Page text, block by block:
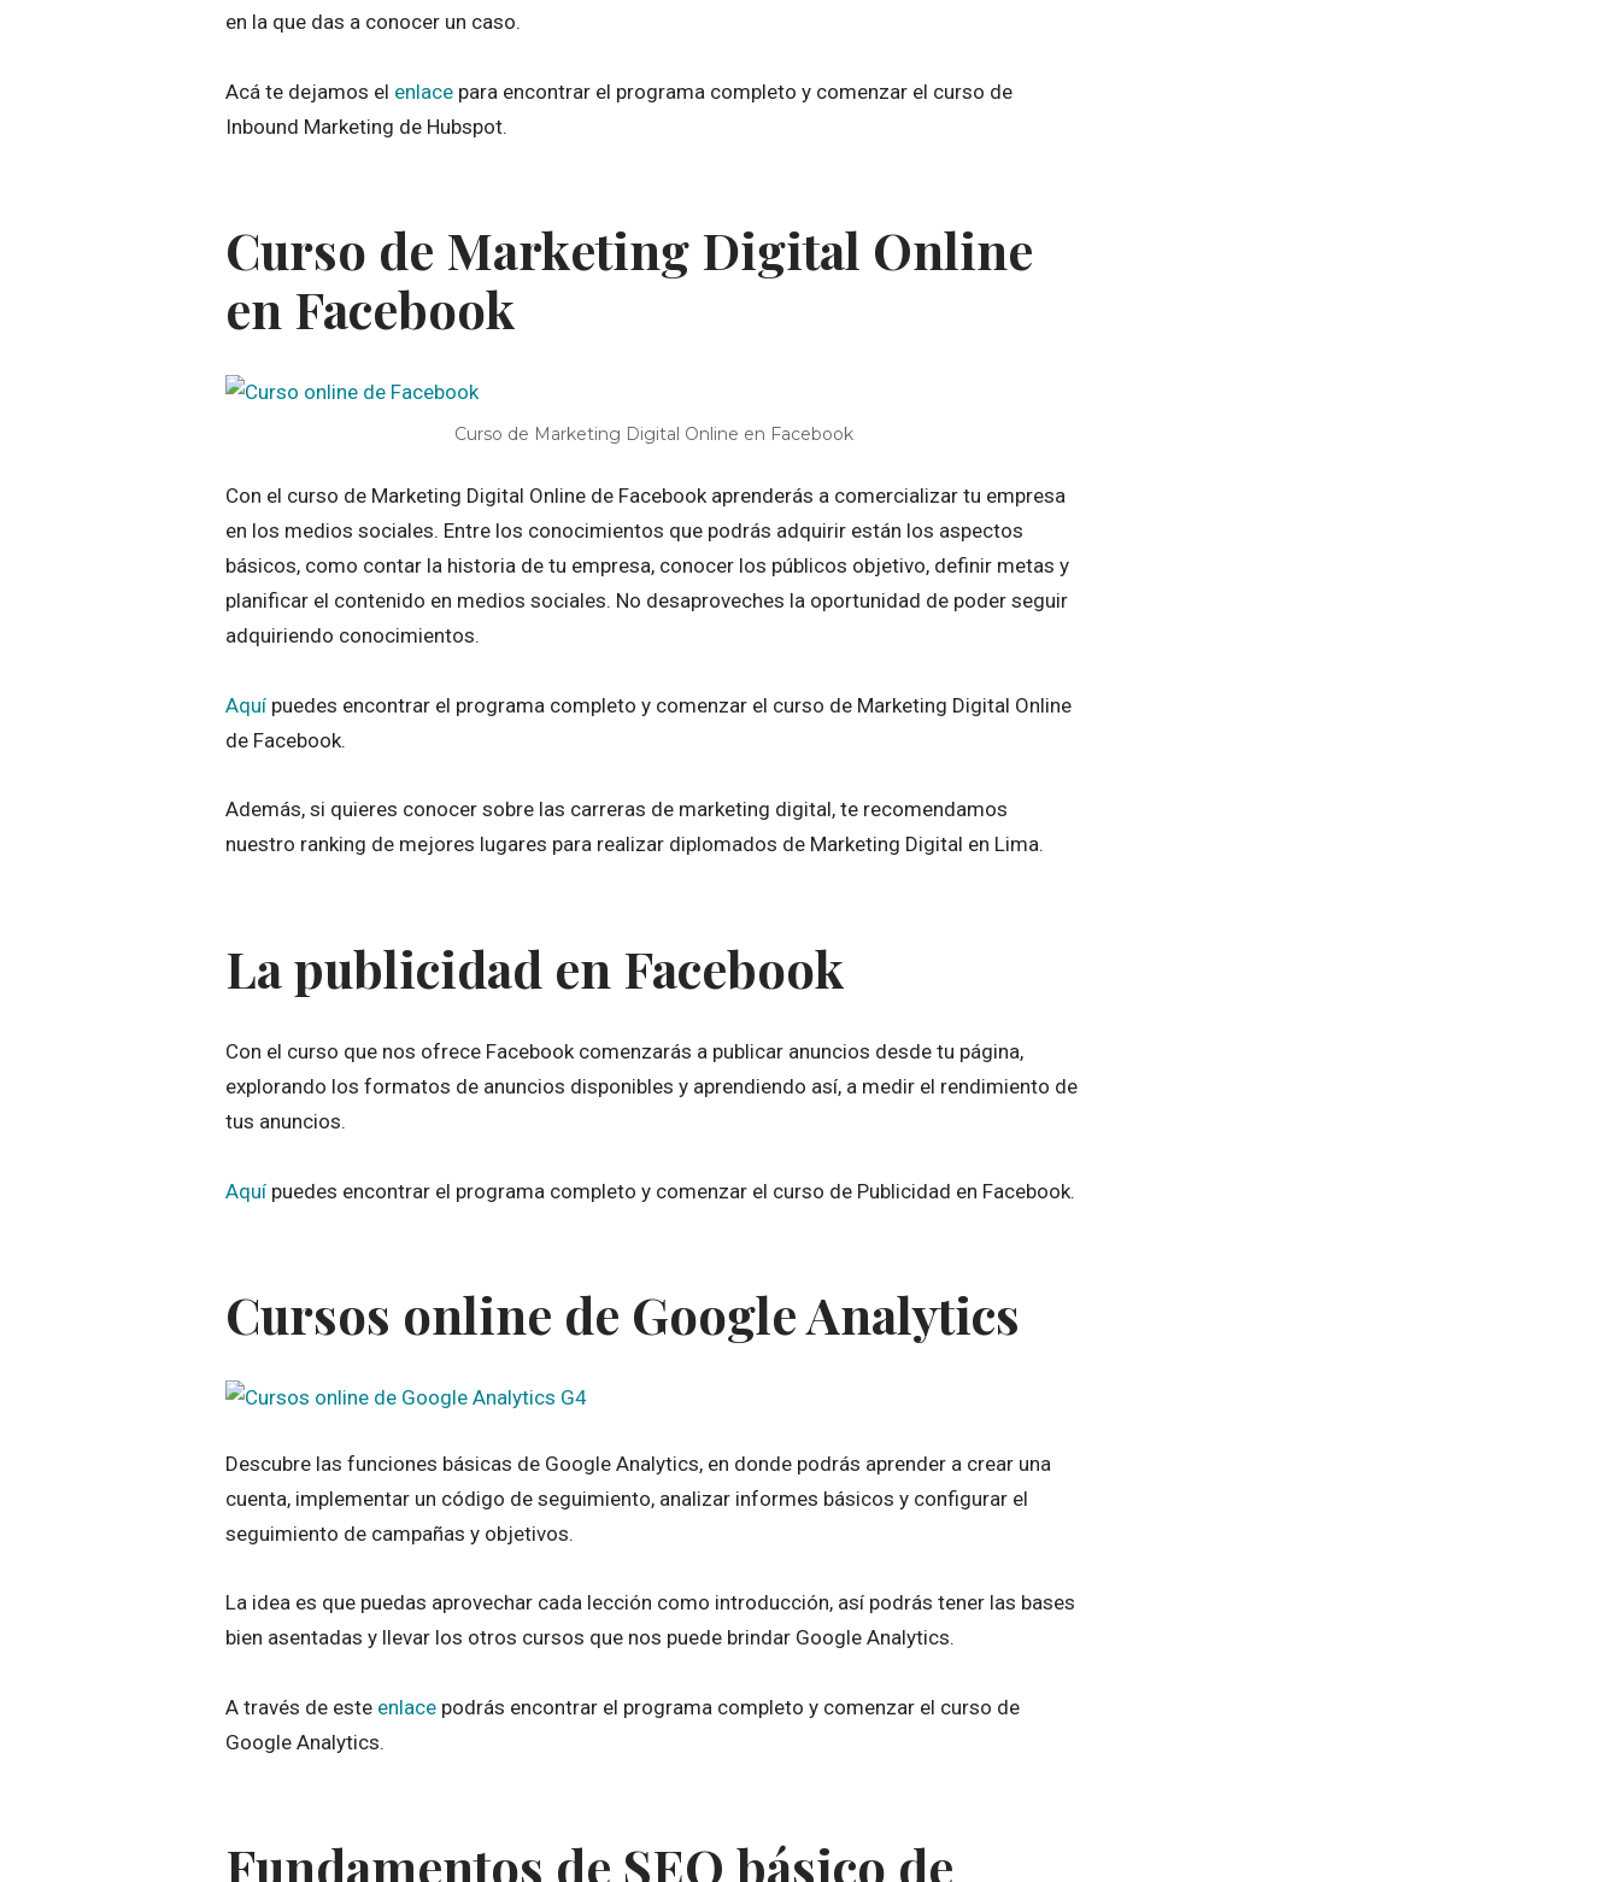
en la que das a conocer un caso.
Acá te dejamos el enlace para encontrar el programa completo y comenzar el curso de
Inbound Marketing de Hubspot.
Curso de Marketing Digital Online
en Facebook
Curso de Marketing Digital Online en Facebook
Con el curso de Marketing Digital Online de Facebook aprenderás a comercializar tu empresa
en los medios sociales. Entre los conocimientos que podrás adquirir están los aspectos
básicos, como contar la historia de tu empresa, conocer los públicos objetivo, definir metas y
planificar el contenido en medios sociales. No desaproveches la oportunidad de poder seguir
adquiriendo conocimientos.
Aquí puedes encontrar el programa completo y comenzar el curso de Marketing Digital Online
de Facebook.
Además, si quieres conocer sobre las carreras de marketing digital, te recomendamos
nuestro ranking de mejores lugares para realizar diplomados de Marketing Digital en Lima.
La publicidad en Facebook
Con el curso que nos ofrece Facebook comenzarás a publicar anuncios desde tu página,
explorando los formatos de anuncios disponibles y aprendiendo así, a medir el rendimiento de
tus anuncios.
Aquí puedes encontrar el programa completo y comenzar el curso de Publicidad en Facebook.
Cursos online de Google Analytics
Descubre las funciones básicas de Google Analytics, en donde podrás aprender a crear una
cuenta, implementar un código de seguimiento, analizar informes básicos y configurar el
seguimiento de campañas y objetivos.
La idea es que puedas aprovechar cada lección como introducción, así podrás tener las bases
bien asentadas y llevar los otros cursos que nos puede brindar Google Analytics.
A través de este enlace podrás encontrar el programa completo y comenzar el curso de
Google Analytics.
Fundamentos de SEO básico de